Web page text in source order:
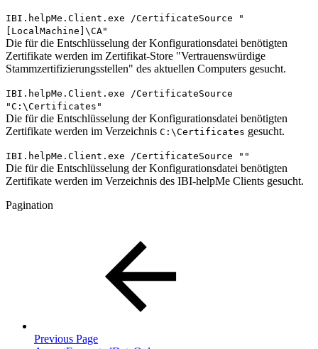
IBI.helpMe.Client.exe /CertificateSource "
[LocalMachine]\CA"
Die für die Entschlüsselung der Konfigurationsdatei benötigten
Zertifikate werden im Zertifikat-Store "Vertrauenswürdige
Stammzertifizierungsstellen" des aktuellen Computers gesucht.
IBI.helpMe.Client.exe /CertificateSource
"C:\Certificates"
Die für die Entschlüsselung der Konfigurationsdatei benötigten
Zertifikate werden im Verzeichnis C:\Certificates gesucht.
IBI.helpMe.Client.exe /CertificateSource ""
Die für die Entschlüsselung der Konfigurationsdatei benötigten
Zertifikate werden im Verzeichnis des IBI-helpMe Clients gesucht.
Pagination
Previous Page